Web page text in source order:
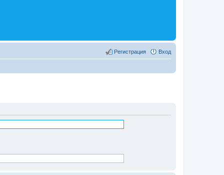
Вход
Регистрация